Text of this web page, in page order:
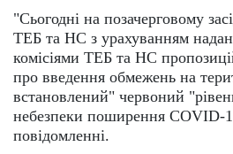
"Сьогодні на позачерговому
ТЕБ та НС з урахуванням
комісіями ТЕБ та НС
про введення обмежень на
встановлений" червоний
небезпеки поширення COVID-
повідомленні.